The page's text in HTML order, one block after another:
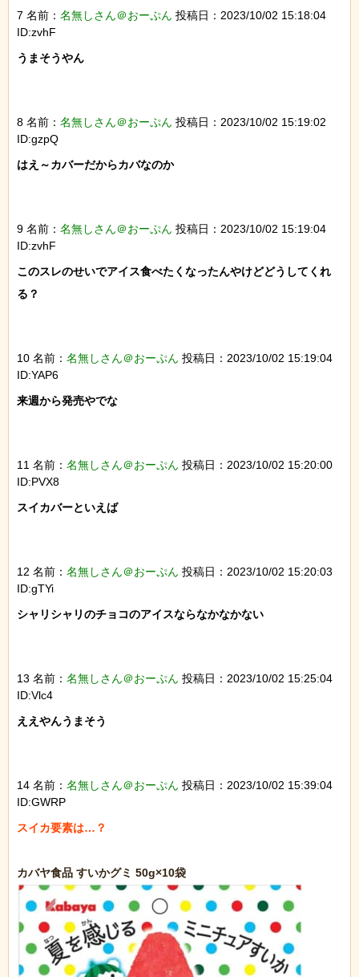
7 名前： 名無しさん＠おーぷん 投稿日：2023/10/02 15:18:04
ID:zvhF
うまそうやん
8 名前： 名無しさん＠おーぷん 投稿日：2023/10/02 15:19:02
ID:gzpQ
はえ～カバーだからカバなのか
9 名前： 名無しさん＠おーぷん 投稿日：2023/10/02 15:19:04
ID:zvhF
このスレのせいでアイス食べたくなったんやけどどうしてくれ
る？
10 名前： 名無しさん＠おーぷん 投稿日：2023/10/02 15:19:04
ID:YAP6
来週から発売やでな
11 名前： 名無しさん＠おーぷん 投稿日：2023/10/02 15:20:00
ID:PVX8
スイカバーといえば
12 名前： 名無しさん＠おーぷん 投稿日：2023/10/02 15:20:03
ID:gTYi
シャリシャリのチョコのアイスならなかなかない
13 名前： 名無しさん＠おーぷん 投稿日：2023/10/02 15:25:04
ID:Vlc4
ええやんうまそう
14 名前： 名無しさん＠おーぷん 投稿日：2023/10/02 15:39:04
ID:GWRP
スイカ要素は…？